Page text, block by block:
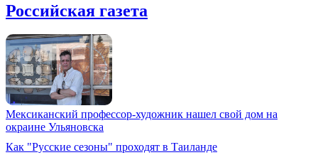
Российская газета
Мексиканский профессор-художник нашел свой дом на
окраине Ульяновска
Как "Русские сезоны" проходят в Таиланде